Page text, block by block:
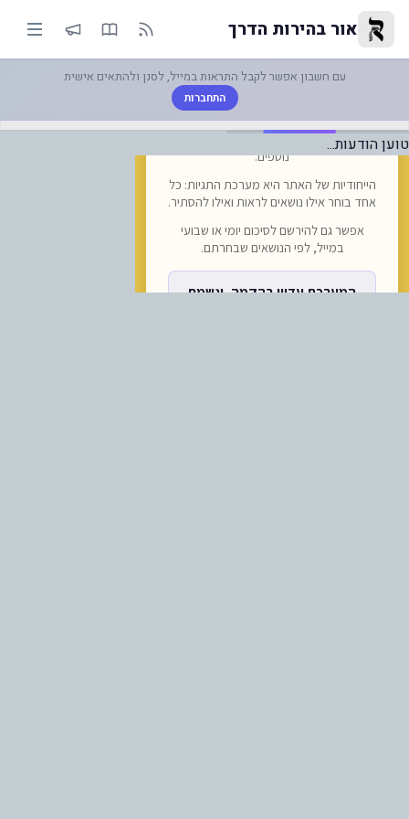
|-מכתב תמיכה "מרפאת אומן"-|
אור בהירות הדרך
עם חשבון אפשר לקבל התראות במייל, לסנן ולהתאים אישית
התחברות
טוען הודעות...